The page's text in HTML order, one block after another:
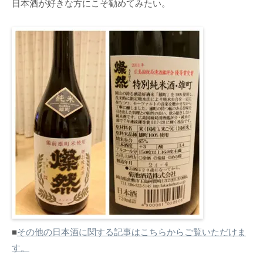
日本酒が好きな方にこそ勧めてみたい。
■その他の日本酒に関する記事はこちらからご覧いただけま
す。